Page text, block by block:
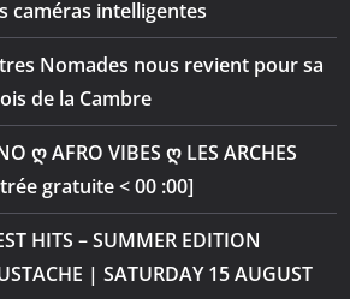
caméras intelligentes
Nomades nous revient pour sa
de la Cambre
ღ AFRO VIBES ღ LES ARCHES
gratuite < 00 :00]
HITS – SUMMER EDITION
| SATURDAY 15 AUGUST